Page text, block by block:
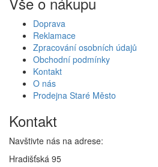
Doprava
Reklamace
Zpracování osobních údajů
Obchodní podmínky
Kontakt
O nás
Prodejna Staré Město
Kontakt
Navštivte nás na adrese:
Hradišťská 95